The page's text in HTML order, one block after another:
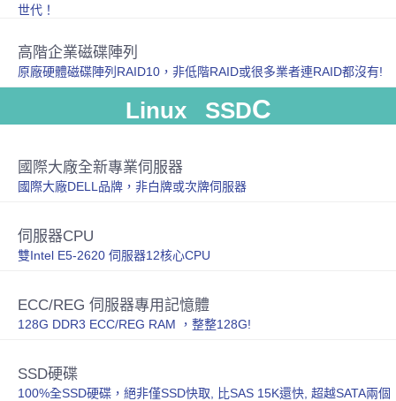
世代！
高階企業磁碟陣列
原廠硬體磁碟陣列RAID10，非低階RAID或很多業者連RAID都沒有!
Linux SSDC
國際大廠全新專業伺服器
國際大廠DELL品牌，非白牌或次牌伺服器
伺服器CPU
雙Intel E5-2620 伺服器12核心CPU
ECC/REG 伺服器專用記憶體
128G DDR3 ECC/REG RAM ，整整128G!
SSD硬碟
100%全SSD硬碟，絕非僅SSD快取, 比SAS 15K還快, 超越SATA兩個